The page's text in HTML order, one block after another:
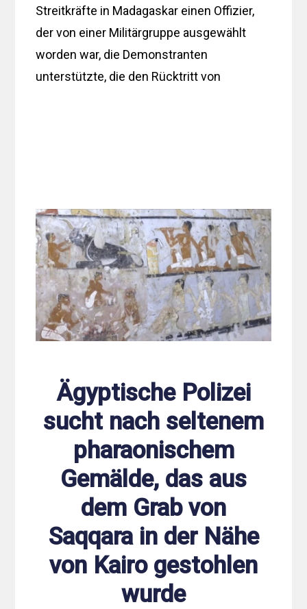
Streitkräfte in Madagaskar einen Offizier,
der von einer Militärgruppe ausgewählt
worden war, die Demonstranten
unterstützte, die den Rücktritt von
Ägyptische Polizei
sucht nach seltenem
pharaonischem
Gemälde, das aus
dem Grab von
Saqqara in der Nähe
von Kairo gestohlen
wurde